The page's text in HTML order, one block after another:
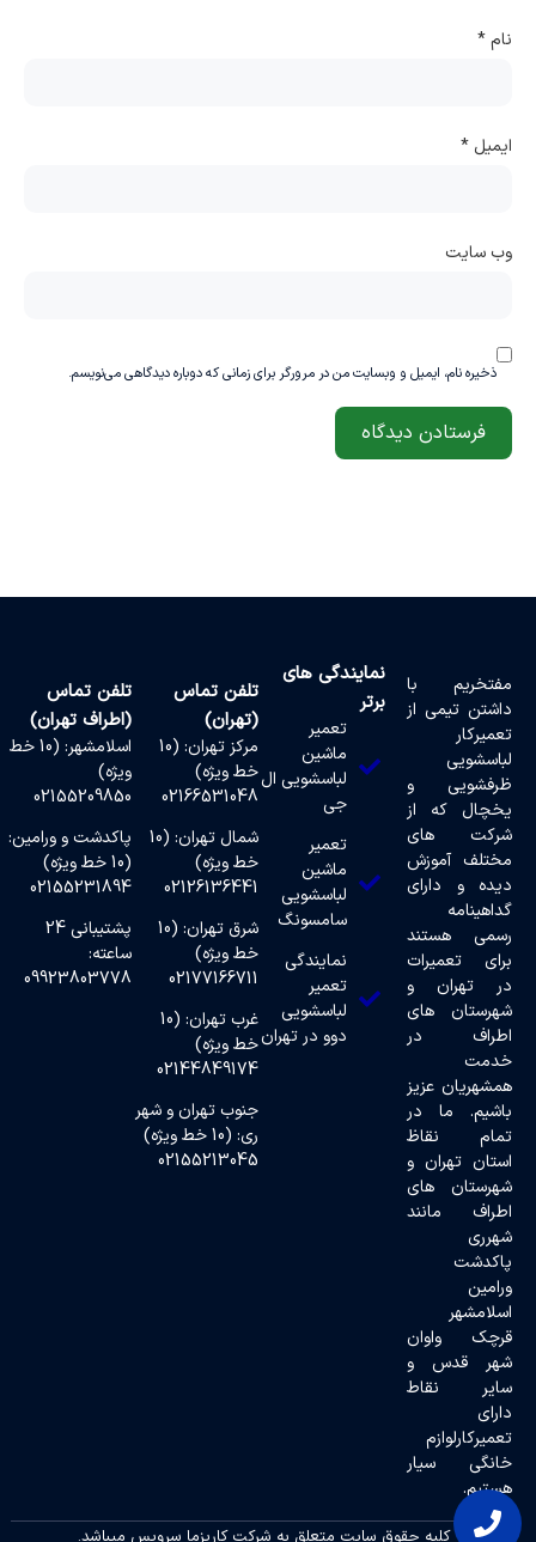
نام*
ایمیل *
وب‌ سایت
ذخیره نام، ایمیل و وبسایت من در مرورگر برای زمانی که دوباره دیدگاهی می‌نویسم.
مفتخریم با
داشتن تیمی از
تعمیرکار
لباسشویی
ظرفشویی و
یخچال که از
شرکت های
مختلف آموزش
دیده و دارای
گداهینامه
رسمی هستند
برای تعمیرات
در تهران و
شهرستان های
اطراف در
خدمت
همشهریان عزیز
باشیم. ما در
تمام نقاظ
استان تهران و
شهرستان های
اطراف مانند
شهرری
پاکدشت
ورامین
اسلامشهر
قرچک واوان
شهر قدس و
سایر نقاط
دارای
تعمیرکارلوازم
خانگی سیار
هستیم.
نمایندگی های
برتر
تعمیر
ماشین
لباسشویی ال
جی
تعمیر
ماشین
لباسشویی
سامسونگ
نمایندگی
تعمیر
لباسشویی
دوو در تهران
تلفن تماس
(تهران)
مرکز تهران: (10
خط ویژه)
02166531048
شمال تهران: (10
خط ویژه)
02126136441
شرق تهران: (10
خط ویژه)
02177166711
غرب تهران: (10
خط ویژه)
02144849174
جنوب تهران و شهر
ری: (10 خط ویژه)
02155213045
تلفن تماس
(اطراف تهران)
اسلامشهر: (10 خط
ویژه)
02155209850
پاکدشت و ورامین:
(10 خط ویژه)
02155231894
پشتیبانی 24
ساعته:
09923803778